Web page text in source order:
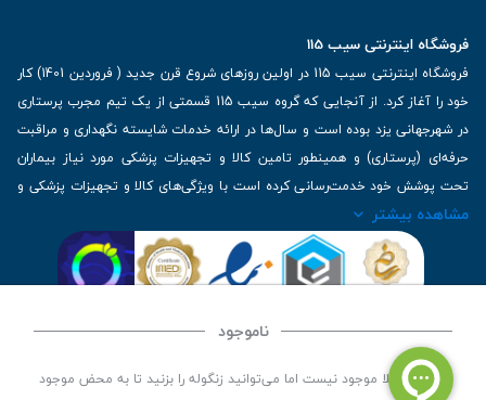
ناموجود
این کالا فعلا موجود نیست اما می‌توانید زنگوله را بزنید تا به محض موجود
فروشگاه اینترنتی سیب 115
فروشگاه اینترنتی سیب 115 در اولین روزهای شروع قرن جدید ( فروردین 1401) کار
خود را آغاز کرد. از آنجایی که گروه سیب 115 قسمتی از یک تیم مجرب پرستاری
در شهرجهانی یزد بوده است و سال‌ها در ارائه خدمات شایسته نگهداری و مراقبت
حرفه‌ای (پرستاری) و همینطور تامین کالا و تجهیزات پزشکی مورد نیاز بیماران
تحت پوشش خود خدمت‌رسانی کرده است با ویژگی‌های کالا و تجهیزات پزشکی و
برترین برندهای موجود در بازار اطلاعات بسیار ارزشمندی را دارا می‌باشد
| تلفن تماس : 36333383-035 | ایمیل: Info@Sib115.com
مشاهده بیشتر
کلیه حقوق این سایت متعلق به سیب 115 ( فروشگاه لوازم پزشکی سیب 115 ) است، توسعه و
کدنویسی توسطسپکام سیستم